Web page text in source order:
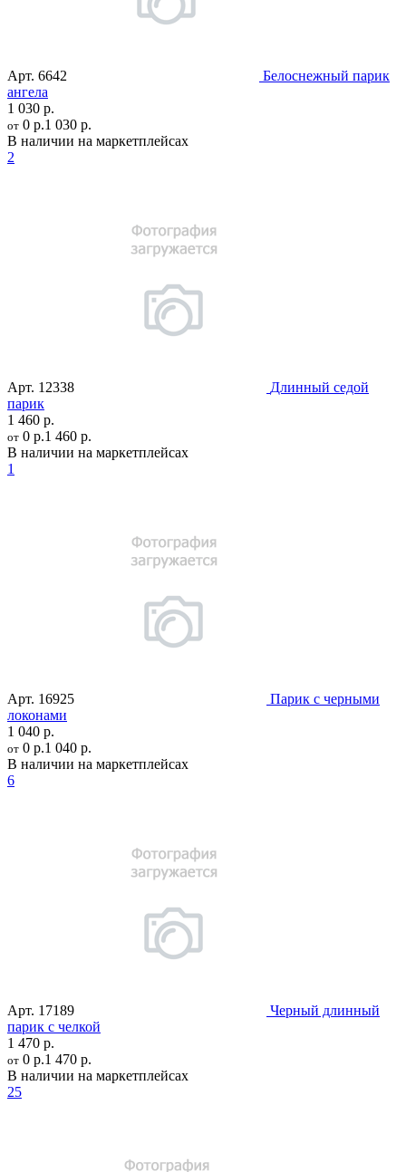
Арт. 6642
Белоснежный парик
ангела
1 030 р.
от 0 р.1 030 р.
В наличии на маркетплейсах
2
Арт. 12338
Длинный седой
парик
1 460 р.
от 0 р.1 460 р.
В наличии на маркетплейсах
1
Арт. 16925
Парик с черными
локонами
1 040 р.
от 0 р.1 040 р.
В наличии на маркетплейсах
6
Арт. 17189
Черный длинный
парик с челкой
1 470 р.
от 0 р.1 470 р.
В наличии на маркетплейсах
25